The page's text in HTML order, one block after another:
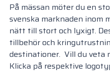
På mässan möter du en
svenska marknaden inom
nätt till stort och lyxigt.
tillbehör och
destinationer. Vill du veta
Klicka på respektive